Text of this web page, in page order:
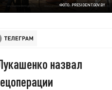
ФОТО: PRESIDENT.GOV.BY
назвал